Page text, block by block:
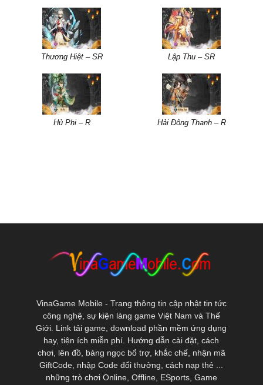
Thương Hiệt – SR Lập Thu – SR
Hủ Phi – R Hải Đông Thanh – R
VinaGame Mobile - Trang thông tin cập nhật tin tức
công nghệ, sự kiện làng game Việt Nam và Thế
Giới. Link tải game, download phần mềm ứng dụng
hay, tiện ích miễn phí. Hướng dẫn cài đặt, cách
chơi, lên đồ, bảng ngọc bổ trợ, khắc chế, nhận mã
GiftCode, nhập Code đổi thưởng, cách nạp thẻ ...
những trò chơi Online, Offline, ESports, Game